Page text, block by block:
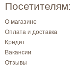
Посетителям:
О магазине
Оплата и доставка
Кредит
Вакансии
Отзывы